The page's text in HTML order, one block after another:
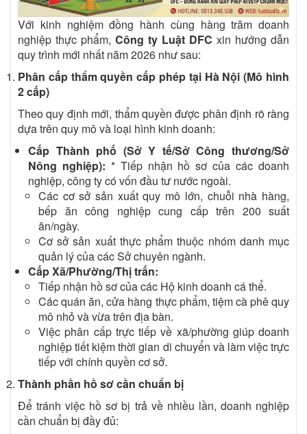
Với kinh nghiệm đồng hành cùng hàng trăm doanh
nghiệp thực phẩm, Công ty Luật DFC xin hướng dẫn
quy trình mới nhất năm 2026 như sau:
Phân cấp thẩm quyền cấp phép tại Hà Nội (Mô hình
2 cấp)
Theo quy định mới, thẩm quyền được phân định rõ ràng
dựa trên quy mô và loại hình kinh doanh:
Cấp Thành phố (Sở Y tế/Sở Công thương/Sở
Nông nghiệp): * Tiếp nhận hồ sơ của các doanh
nghiệp, công ty có vốn đầu tư nước ngoài.
Các cơ sở sản xuất quy mô lớn, chuỗi nhà hàng,
bếp ăn công nghiệp cung cấp trên 200 suất
ăn/ngày.
Cơ sở sản xuất thực phẩm thuộc nhóm danh mục
quản lý của các Sở chuyên ngành.
Cấp Xã/Phường/Thị trấn:
Tiếp nhận hồ sơ của các Hộ kinh doanh cá thể.
Các quán ăn, cửa hàng thực phẩm, tiệm cà phê quy
mô nhỏ và vừa trên địa bàn.
Việc phân cấp trực tiếp về xã/phường giúp doanh
nghiệp tiết kiệm thời gian di chuyển và làm việc trực
tiếp với chính quyền cơ sở.
Thành phần hồ sơ cần chuẩn bị
Để tránh việc hồ sơ bị trả về nhiều lần, doanh nghiệp
cần chuẩn bị đầy đủ: